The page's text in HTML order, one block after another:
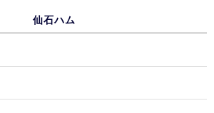
仙石ハム